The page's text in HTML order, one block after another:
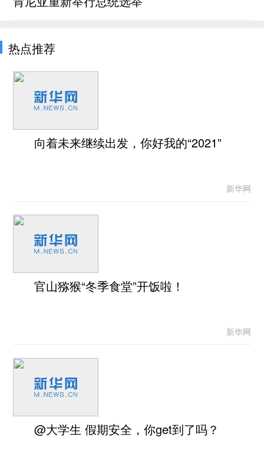
热点推荐
向着未来继续出发，你好我的“2021”
新华网
官山猕猴“冬季食堂”开饭啦！
新华网
@大学生 假期安全，你get到了吗？